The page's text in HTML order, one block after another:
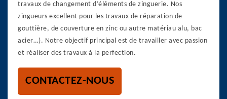
travaux de changement d’éléments de zinguerie. Nos
zingueurs excellent pour les travaux de réparation de
gouttière, de couverture en zinc ou autre matériau alu, bac
acier…). Notre objectif principal est de travailler avec passion
et réaliser des travaux à la perfection.
CONTACTEZ-NOUS